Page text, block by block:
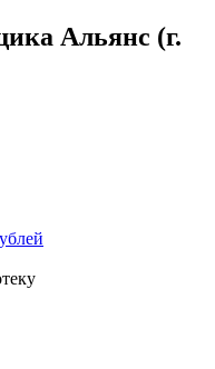
Альянс (г.